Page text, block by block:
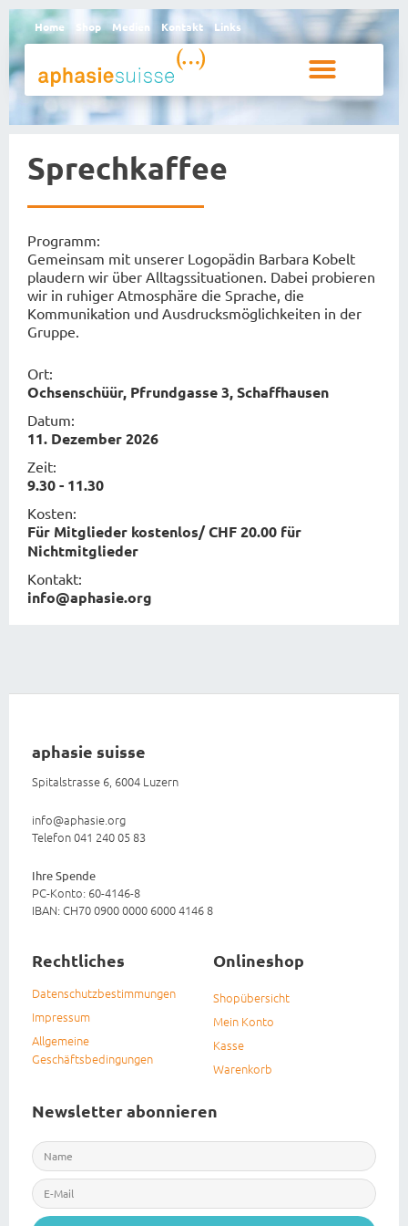
Home Shop Medien Kontakt Links
Sprechkaffee
Programm:
Gemeinsam mit unserer Logopädin Barbara Kobelt
plaudern wir über Alltagssituationen. Dabei probieren
wir in ruhiger Atmosphäre die Sprache, die
Kommunikation und Ausdrucksmöglichkeiten in der
Gruppe.
Ort:
Ochsenschüür, Pfrundgasse 3, Schaffhausen
Datum:
11. Dezember 2026
Zeit:
9.30 - 11.30
Kosten:
Für Mitglieder kostenlos/ CHF 20.00 für
Nichtmitglieder
Kontakt:
info@aphasie.org
aphasie suisse
Spitalstrasse 6, 6004 Luzern
info@aphasie.org
Telefon 041 240 05 83
Ihre Spende
PC-Konto: 60-4146-8
IBAN: CH70 0900 0000 6000 4146 8
Rechtliches
Datenschutzbestimmungen
Impressum
Allgemeine
Geschäftsbedingungen
Onlineshop
Shopübersicht
Mein Konto
Kasse
Warenkorb
Newsletter abonnieren